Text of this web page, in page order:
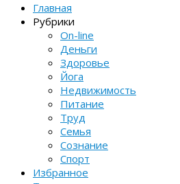
Главная
Рубрики
On-line
Деньги
Здоровье
Йога
Недвижимость
Питание
Труд
Семья
Сознание
Спорт
Избранное